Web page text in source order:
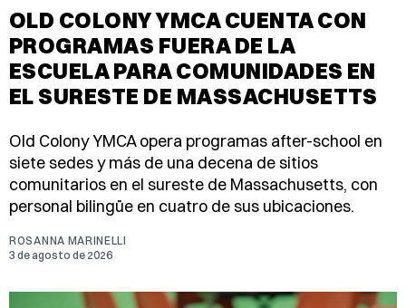
OLD COLONY YMCA CUENTA CON
PROGRAMAS FUERA DE LA
ESCUELA PARA COMUNIDADES EN
EL SURESTE DE MASSACHUSETTS
Old Colony YMCA opera programas after-school en
siete sedes y más de una decena de sitios
comunitarios en el sureste de Massachusetts, con
personal bilingüe en cuatro de sus ubicaciones.
ROSANNA MARINELLI
3 de agosto de 2026